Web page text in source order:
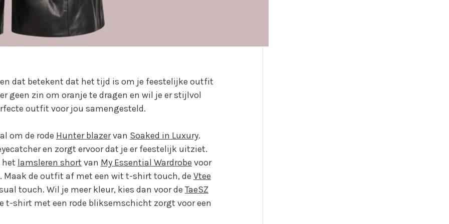
dat betekent dat het tijd is om je feestelijke outfit
geen zin om oranje te dragen en wil je er stijlvol
outfit voor jou samengesteld.
om de rode Hunter blazervan Soaked in Luxury.
en zorgt ervoor dat je er feestelijk uitziet.
het lamsleren short van My Essential Wardrobe voor
Maak de outfit af met een wit t-shirt touch, de Vtee
touch. Wil je meer kleur, kies dan voor de TaeSZ
t-shirt met een rode bliksemschicht zorgt voor een